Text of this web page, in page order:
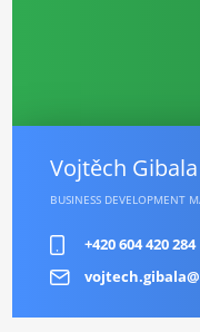
Vojtěch Gibala
BUSINESS DEVELOPMENT
+420 604 420 284